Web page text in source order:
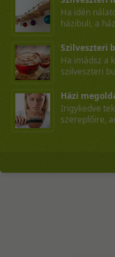
Ha idén
házibuli, a
Szilveszteri
Ha imádsz a
szilveszteri
Házi
Irigykedve
szereplőire,